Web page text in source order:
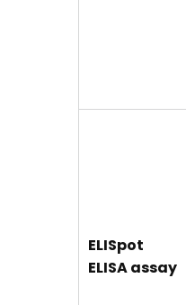
ELISpot
ELISA assay